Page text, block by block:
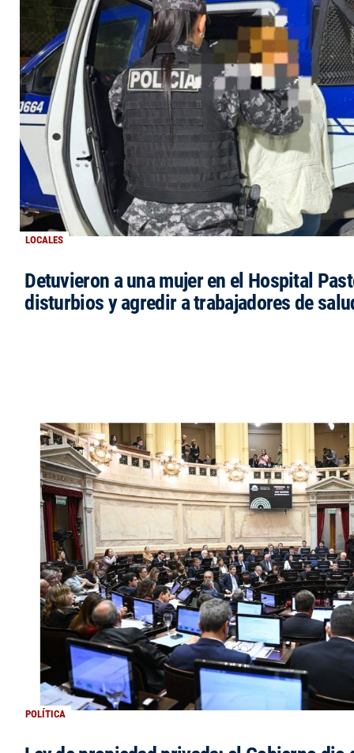
LOCALES
Detuvieron a una mujer en el Hospital
disturbios y agredir a trabajadores de
POLÍTICA